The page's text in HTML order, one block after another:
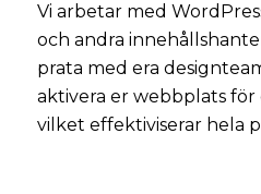
Vi arbetar med
och andra
prata med era
aktivera er webbplats
vilket effektiviserar hela